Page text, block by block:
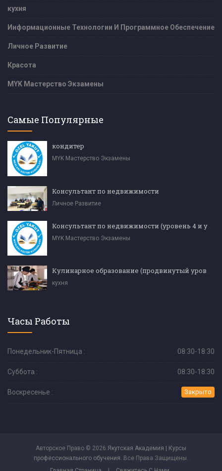
кухня
Информационные Технологии И Программное Обеспечение
Личное Развитие
Красота
MYK Мастерство Экзамены
Самые Популярные
кондитер
MYK Мастерство Экзамены
Консультант по недвижимости
Личное Развитие
MYK Мастерство Экзамены
кухня
Часы Работы
Понедельник-Пятница : 08:30-18:30
Суббота : 08:30-18:30
Воскресенье : Закрыто
Авторское Право © 2026 Якутская Академия | Курсы
профессионального обучения. Все Права Защищены.